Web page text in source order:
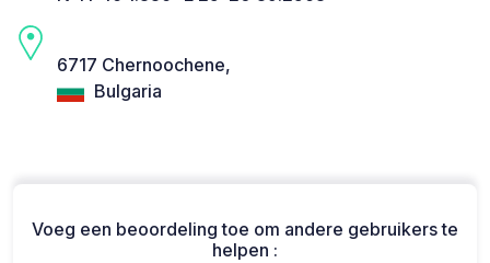
6717 Chernoochene,
Bulgaria
Voeg een beoordeling toe om andere gebruikers te
helpen :